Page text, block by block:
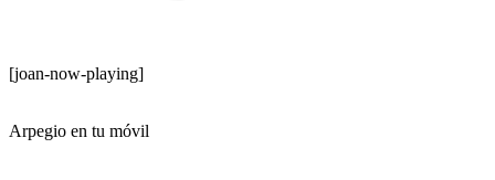
[joan-now-playing]
Arpegio en tu móvil